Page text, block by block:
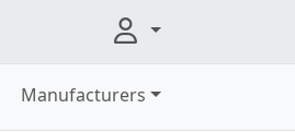
Manufacturers